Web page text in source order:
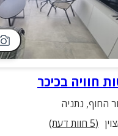
חוויה בכיכר
החוף, נתניה
(
5 חוות דעת)